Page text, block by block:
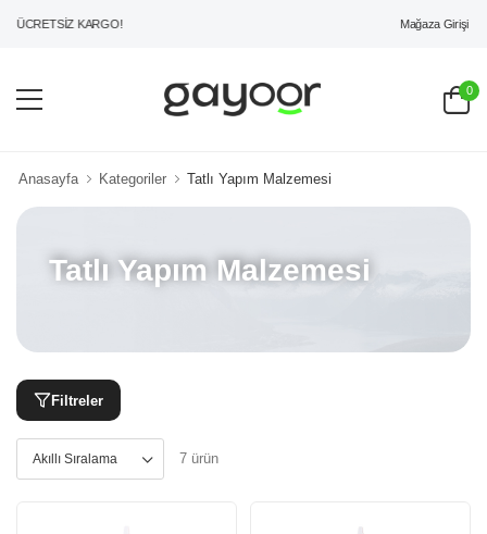
KARGO! Mağaza Girişi
0
Anasayfa Kategoriler Tatlı Yapım Malzemesi
Tatlı Yapım Malzemesi
Filtreler
7 ürün